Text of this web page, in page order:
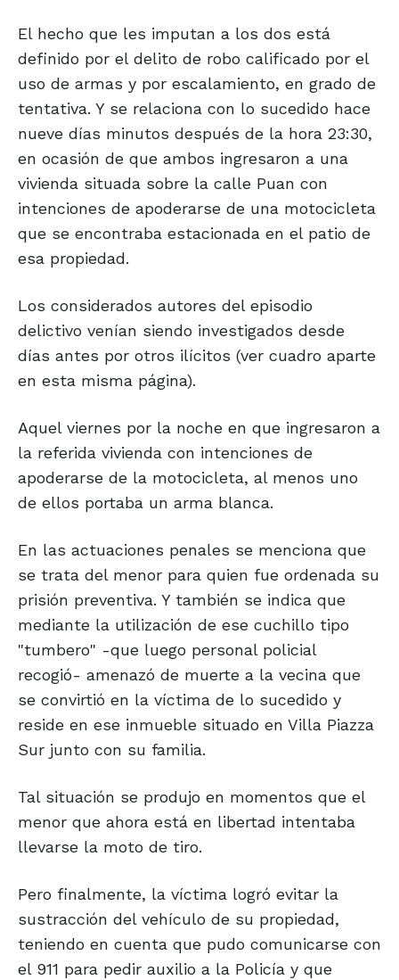
El hecho que les imputan a los dos está
definido por el delito de robo calificado por el
uso de armas y por escalamiento, en grado de
tentativa. Y se relaciona con lo sucedido hace
nueve días minutos después de la hora 23:30,
en ocasión de que ambos ingresaron a una
vivienda situada sobre la calle Puan con
intenciones de apoderarse de una motocicleta
que se encontraba estacionada en el patio de
esa propiedad.
Los considerados autores del episodio
delictivo venían siendo investigados desde
días antes por otros ilícitos (ver cuadro aparte
en esta misma página).
Aquel viernes por la noche en que ingresaron a
la referida vivienda con intenciones de
apoderarse de la motocicleta, al menos uno
de ellos portaba un arma blanca.
En las actuaciones penales se menciona que
se trata del menor para quien fue ordenada su
prisión preventiva. Y también se indica que
mediante la utilización de ese cuchillo tipo
"tumbero" -que luego personal policial
recogió- amenazó de muerte a la vecina que
se convirtió en la víctima de lo sucedido y
reside en ese inmueble situado en Villa Piazza
Sur junto con su familia.
Tal situación se produjo en momentos que el
menor que ahora está en libertad intentaba
llevarse la moto de tiro.
Pero finalmente, la víctima logró evitar la
sustracción del vehículo de su propiedad,
teniendo en cuenta que pudo comunicarse con
el 911 para pedir auxilio a la Policía y que